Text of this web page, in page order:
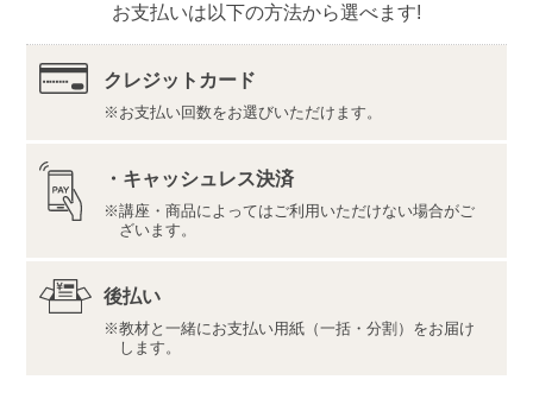
株式会社ユーキャンロジ
最新の内容をこちらよりご確認ください。
推奨環境（https://www.u-can.jp/digitaltool）
推奨環境であっても、確実・完全な動作を保証するも
のではありません。
インターネット接続料金等はお客様のご負担となりま
す。通信量の上限のない、または上限に余裕のある回
お支払いは以下の方法から選べます!
クレジットカード
お支払い回数をお選びいただけます。
・キャッシュレス決済
講座・商品によってはご利用いただけない場合がご
ざいます。
後払い
教材と一緒にお支払い用紙（一括・分割）をお届け
します。